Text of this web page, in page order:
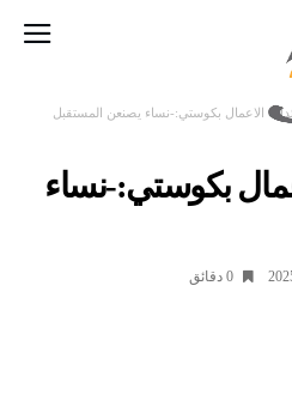
الاعمال بكوستي:-نساء يصنعن المستقبل
بكوستي:-نساء
0 ‫دقائق‬